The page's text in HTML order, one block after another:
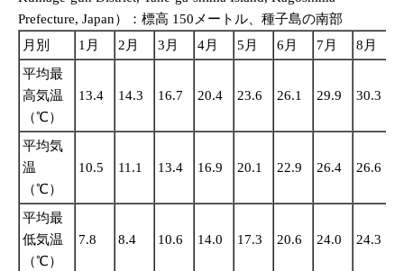
Prefecture, Japan）：標高 150メートル、種子島の南部
月別
1月 2月 3月 4月 5月 6月 7月 8月
平均最
高気温
（℃）
13.4 14.3 16.7 20.4 23.6 26.1 29.9 30.3
平均気
温
（℃）
10.5 11.1 13.4 16.9 20.1 22.9 26.4 26.6
平均最
低気温
（℃）
7.8 8.4 10.6 14.0 17.3 20.6 24.0 24.3